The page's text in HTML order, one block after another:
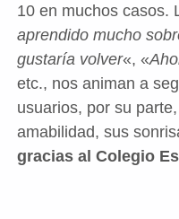
10 en muchos casos.
aprendido mucho
gustaría volver«, «
etc., nos animan a
usuarios, por su
amabilidad, sus
gracias al Colegio